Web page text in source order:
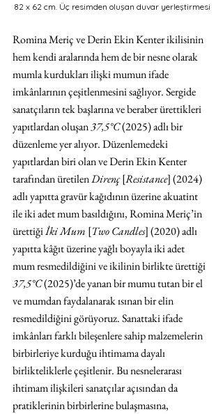
82 x 62 cm. Üç resimden oluşan duvar yerleştirmesi
Romina Meriç ve Derin Ekin Kenter ikilisinin
hem kendi aralarında hem de bir nesne olarak
mumla kurdukları ilişki mumun ifade
imkânlarının çeşitlenmesini sağlıyor. Sergide
sanatçıların tek başlarına ve beraber ürettikleri
yapıtlardan oluşan 37,5°C (2025) adlı bir
düzenleme yer alıyor. Düzenlemedeki
yapıtlardan biri olan ve Derin Ekin Kenter
tarafından üretilen Direnç [Resistance](2024)
adlı yapıtta gravür kağıdının üzerine akuatint
ile iki adet mum basıldığını, Romina Meriç’in
ürettiği İki Mum [Two Candles] (2020) adlı
yapıtta kâğıt üzerine yağlı boyayla iki adet
mum resmedildiğini ve ikilinin birlikte ürettiği
37,5°C (2025)’de yanan bir mumu tutan bir el
ve mumdan faydalanarak ısınan bir elin
resmedildiğini görüyoruz. Sanattaki ifade
imkânları farklı bileşenlere sahip malzemelerin
birbirleriye kurduğu ihtimama dayalı
birlikteliklerle çeşitlenir. Bu nesnelerarası
ihtimam ilişkileri sanatçılar açısından da
pratiklerinin birbirlerine bulaşmasına,